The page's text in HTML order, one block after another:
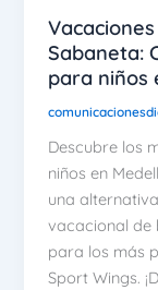
Sabaneta:
para niños
Descubre los
niños en
una
vacacional de
para los más
Sport Wings.